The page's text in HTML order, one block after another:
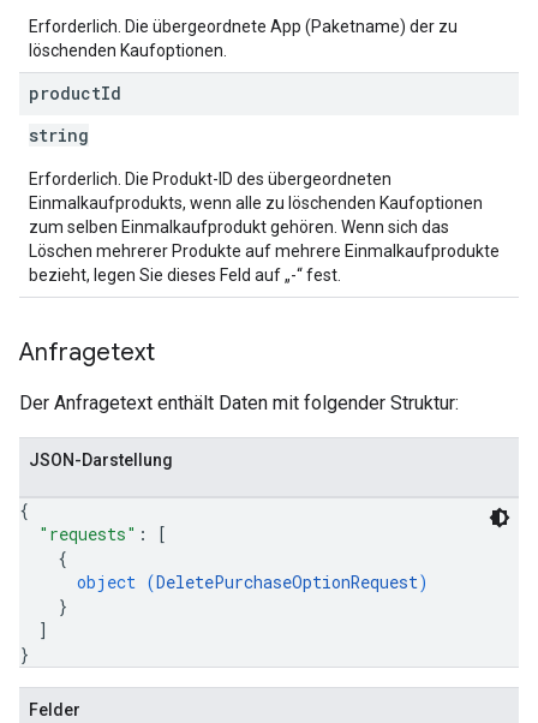
Erforderlich. Die übergeordnete App (Paketname) der zu
löschenden Kaufoptionen.
productId
string
Erforderlich. Die Produkt-ID des übergeordneten
Einmalkaufprodukts, wenn alle zu löschenden Kaufoptionen
zum selben Einmalkaufprodukt gehören. Wenn sich das
Löschen mehrerer Produkte auf mehrere Einmalkaufprodukte
bezieht, legen Sie dieses Feld auf „-“ fest.
Anfragetext
Der Anfragetext enthält Daten mit folgender Struktur:
JSON-Darstellung
{
"requests" :
[
{
object (DeletePurchaseOptionRequest)
}
]
}
Felder